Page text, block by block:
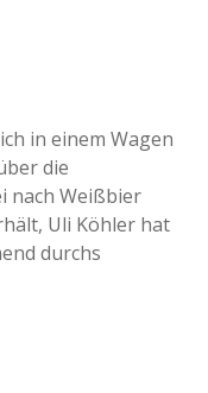
in einem Wagen
die
nach Weißbier
Uli Köhler hat
durchs